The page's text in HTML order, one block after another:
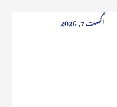
اگست 7, 2026